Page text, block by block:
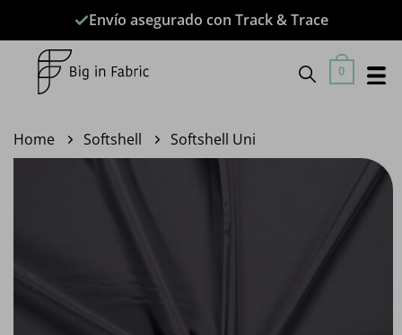
contenido
Envío asegurado con Track & Trace
0
Home Softshell Softshell Uni